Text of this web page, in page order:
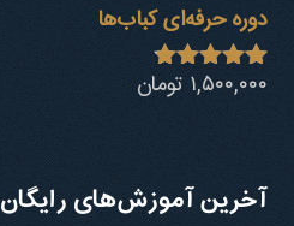
دوره حرفه‌ای کباب‎‌ها
نمره4.73
۱,۵۰۰,۰۰۰ تومان
آخرین آموزش‌های رایگان